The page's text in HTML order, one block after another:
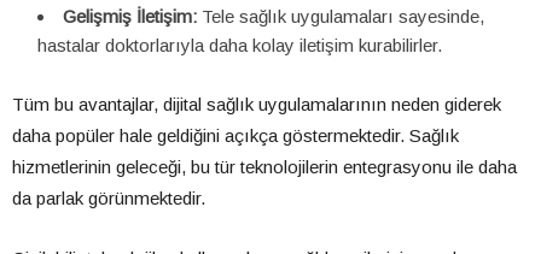
Gelişmiş İletişim: Tele sağlık uygulamaları sayesinde,
hastalar doktorlarıyla daha kolay iletişim kurabilirler.
Tüm bu avantajlar, dijital sağlık uygulamalarının neden giderek
daha popüler hale geldiğini açıkça göstermektedir. Sağlık
hizmetlerinin geleceği, bu tür teknolojilerin entegrasyonu ile daha
da parlak görünmektedir.